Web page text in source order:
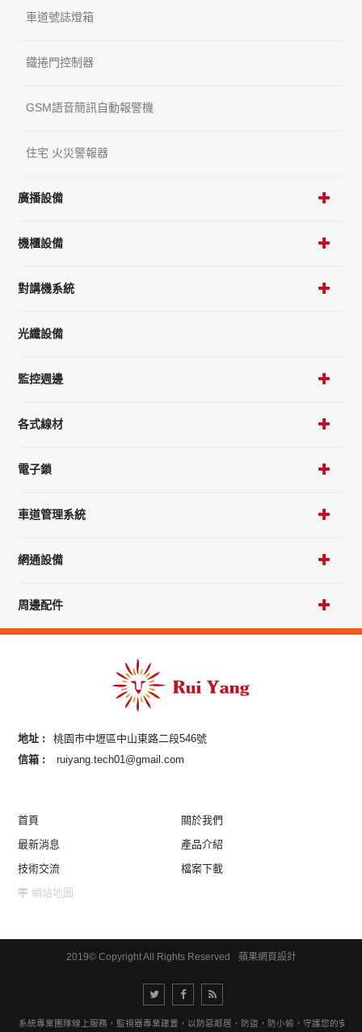
車道號誌燈箱
鐵捲門控制器
GSM語音簡訊自動報警機
住宅 火災警報器
廣播設備
機櫃設備
對講機系統
光纖設備
監控週邊
各式線材
電子鎖
車道管理系統
網通設備
周邊配件
地址 :
桃園市中壢區中山東路二段546號
信箱 :
ruiyang.tech01@gmail.com
首頁
關於我們
最新消息
產品介紹
技術交流
檔案下載
網站地圖
2019© Copyright All Rights Reserved 蘋果網頁設計
器系統專業團隊線上服務，監視器專業建置，以防惡鄰居，防盜，防小偷，守護您的安